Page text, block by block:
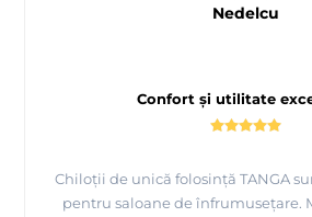
Confort și utilitate
Chiloții de unică folosință TANGA
pentru saloane de înfrumusețare.
Nedelcu